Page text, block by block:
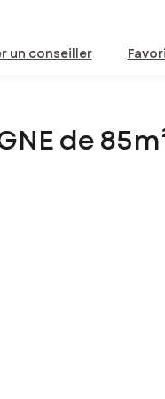
un conseiller
de